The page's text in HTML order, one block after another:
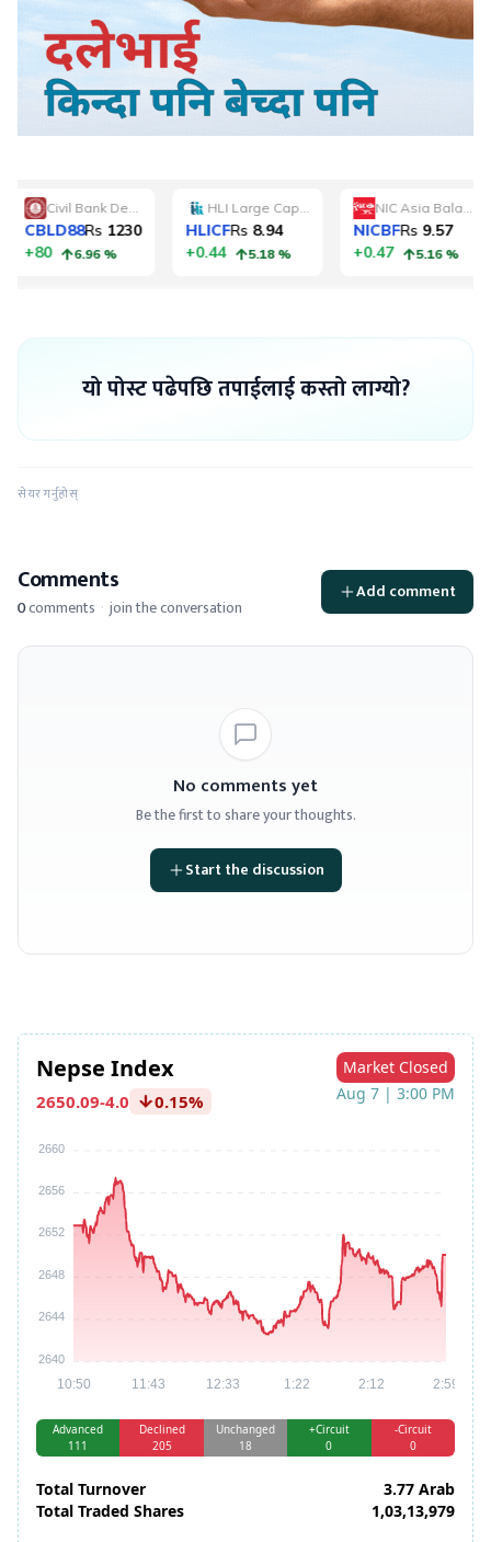
यो पोस्ट पढेपछि तपाईलाई कस्तो लाग्यो?
सेयर गर्नुहोस्
Comments
0comments · join the conversation
Add comment
No comments yet
Be the first to share your thoughts.
Start the discussion